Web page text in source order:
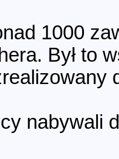
1000
Był to
nabywali